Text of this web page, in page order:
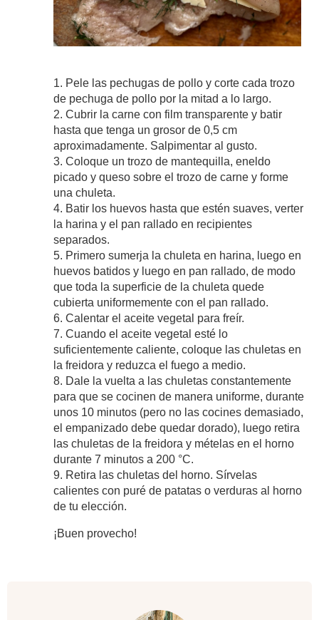
1. Pele las pechugas de pollo y corte cada trozo
de pechuga de pollo por la mitad a lo largo.
2. Cubrir la carne con film transparente y batir
hasta que tenga un grosor de 0,5 cm
aproximadamente. Salpimentar al gusto.
3. Coloque un trozo de mantequilla, eneldo
picado y queso sobre el trozo de carne y forme
una chuleta.
4. Batir los huevos hasta que estén suaves, verter
la harina y el pan rallado en recipientes
separados.
5. Primero sumerja la chuleta en harina, luego en
huevos batidos y luego en pan rallado, de modo
que toda la superficie de la chuleta quede
cubierta uniformemente con el pan rallado.
6. Calentar el aceite vegetal para freír.
7. Cuando el aceite vegetal esté lo
suficientemente caliente, coloque las chuletas en
la freidora y reduzca el fuego a medio.
8. Dale la vuelta a las chuletas constantemente
para que se cocinen de manera uniforme, durante
unos 10 minutos (pero no las cocines demasiado,
el empanizado debe quedar dorado), luego retira
las chuletas de la freidora y mételas en el horno
durante 7 minutos a 200 °C.
9. Retira las chuletas del horno. Sírvelas
calientes con puré de patatas o verduras al horno
de tu elección.
¡Buen provecho!